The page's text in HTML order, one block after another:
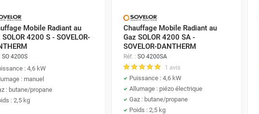
Mobile Radiant au
SOLOR 4200 S - SOVELOR-
SO 4200S
: 4,6 kW
: manuel
: butane/propane
: 2,5 kg
Chauffage Mobile Radiant au
Gaz SOLOR 4200 SA -
SOVELOR-DANTHERM
Réf. : SO 4200SA
1 avis
Puissance : 4,6 kW
Allumage : piézo électrique
Gaz : butane/propane
Poids : 2,5 kg